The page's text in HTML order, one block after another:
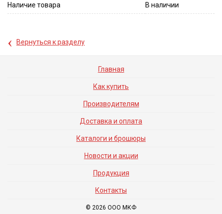
Наличие товара В наличии
‹ Вернуться к разделу
Главная
Как купить
Производителям
Доставка и оплата
Каталоги и брошюры
Новости и акции
Продукция
Контакты
© 2026 ООО МКФ